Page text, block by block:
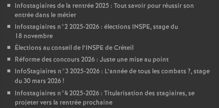
Infostagiaires de la rentrée 2025 : Tout savoir pour réussir son
entrée dans le métier
Infostagiaires n°2 2025-2026 : élections INSPE, stage du
18 novembre
Élections au conseil de l’INSPE de Créteil
Réforme des concours 2026 : Juste une mise au point
InfoStagiaires n°3 2025-2026 : L’année de tous les combats ?, stage
du 30 mars 2026!
Infostagiaires n°4 2025-2026 : Titularisation des stagiaires, se
projeter vers la rentrée prochaine